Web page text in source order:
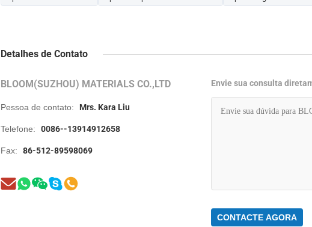
Detalhes de Contato
BLOOM(SUZHOU) MATERIALS CO.,LTD
Pessoa de contato: Mrs. Kara Liu
Telefone: 0086--13914912658
Fax: 86-512-89598069
Envie sua consulta
CONTACTE AGORA